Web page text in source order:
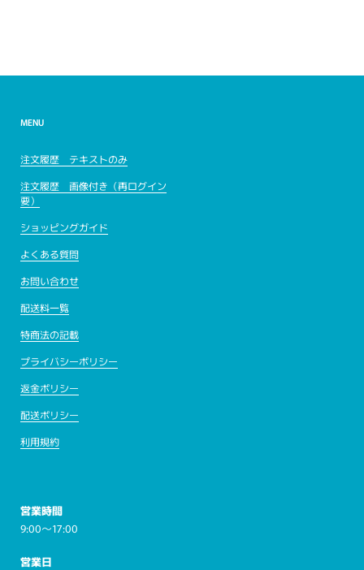
MENU
注文履歴 テキストのみ
注文履歴 画像付き（再ログイン
要）
ショッピングガイド
よくある質問
お問い合わせ
配送料一覧
特商法の記載
プライバシーポリシー
返金ポリシー
配送ポリシー
利用規約
営業時間
9:00～17:00
営業日